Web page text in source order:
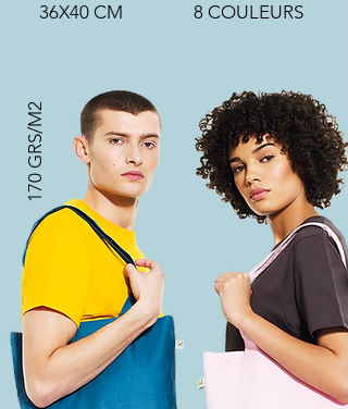
36X40 CM
8 COULEURS
170 GRS/M2